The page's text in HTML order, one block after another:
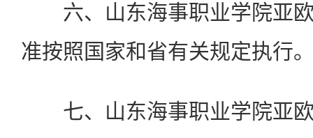
六、山东海事职业学院亚欧
准按照国家和省有关规定执行
七、山东海事职业学院亚欧